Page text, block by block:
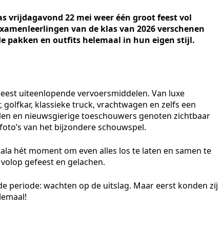
vrijdagavond 22 mei weer één groot feest vol
van de klas van 2026 verschenen
pakken en outfits helemaal in hun eigen stijl.
uiteenlopende vervoersmiddelen. Van luxe
klassieke truck, vrachtwagen en zelfs een
en nieuwsgierige toeschouwers genoten zichtbaar
van het bijzondere schouwspel.
hét moment om even alles los te laten en samen te
gefeest en gelachen.
periode: wachten op de uitslag. Maar eerst konden zij